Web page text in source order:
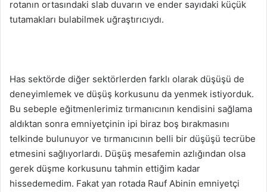
rotanın ortasındaki slab duvarın ve ender sayıdaki küçük
tutamakları bulabilmek uğraştırıcıydı.
Has sektörde diğer sektörlerden farklı olarak düşüşü de
deneyimlemek ve düşüş korkusunu da yenmek istiyorduk.
Bu sebeple eğitmenlerimiz tırmanıcının kendisini sağlama
aldıktan sonra emniyetçinin ipi biraz boş bırakmasını
telkinde bulunuyor ve tırmanıcının belli bir düşüşü tecrübe
etmesini sağlıyorlardı. Düşüş mesafemin azlığından olsa
gerek düşme korkusunu tahmin ettiğim kadar
hissedemedim. Fakat yan rotada Rauf Abinin emniyetçi